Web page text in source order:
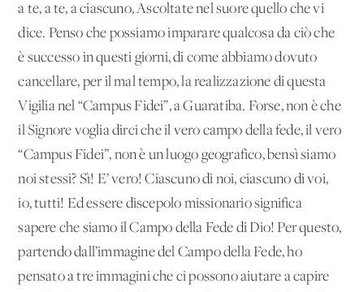
a te, a te, a ciascuno, Ascoltate nel suore quello che vi
dice. Penso che possiamo imparare qualcosa da ciò che
è successo in questi giorni, di come abbiamo dovuto
cancellare, per il mal tempo, la realizzazione di questa
Vigilia nel “Campus Fidei”, a Guaratiba. Forse, non è che
il Signore voglia dirci che il vero campo della fede, il vero
“Campus Fidei”, non è un luogo geografico, bensì siamo
noi stessi? Sì! E’ vero! Ciascuno di noi, ciascuno di voi,
io, tutti! Ed essere discepolo missionario significa
sapere che siamo il Campo della Fede di Dio! Per questo,
partendo dall’immagine del Campo della Fede, ho
pensato a tre immagini che ci possono aiutare a capire